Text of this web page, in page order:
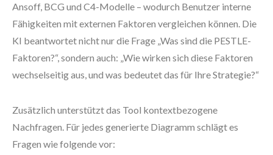
Ansoff, BCG und C4-Modelle – wodurch Benutzer interne
Fähigkeiten mit externen Faktoren vergleichen können. Die
KI beantwortet nicht nur die Frage „Was sind die PESTLE-
Faktoren?“, sondern auch: „Wie wirken sich diese Faktoren
wechselseitig aus, und was bedeutet das für Ihre Strategie?“
Zusätzlich unterstützt das Tool kontextbezogene
Nachfragen. Für jedes generierte Diagramm schlägt es
Fragen wie folgende vor: